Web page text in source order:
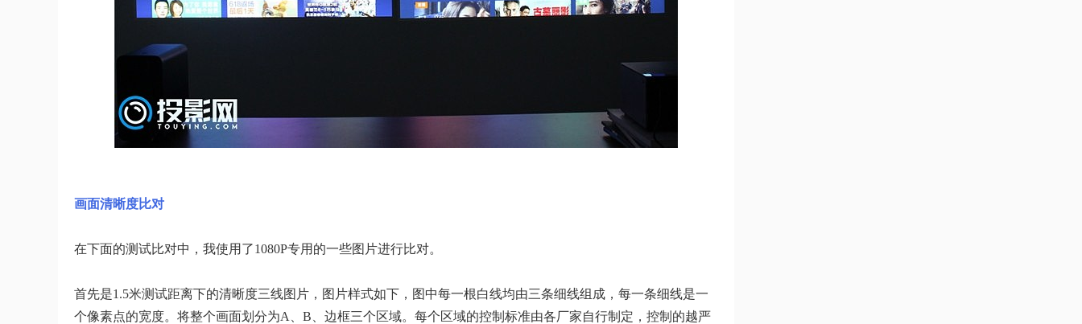
画面清晰度比对
在下面的测试比对中，我使用了1080P专用的一些图片进行比对。
首先是1.5米测试距离下的清晰度三线图片，图片样式如下，图中每一根白线均由三条细线组成，每一条细线是一
个像素点的宽度。将整个画面划分为A、B、边框三个区域。每个区域的控制标准由各厂家自行制定，控制的越严